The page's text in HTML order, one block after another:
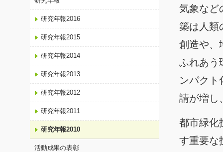
気象など
築は人類
創造や、
ふれあう
ンパクト
請が増し
都市緑化
す重要な
研究年報2016
研究年報2015
研究年報2014
研究年報2013
研究年報2012
研究年報2011
研究年報2010
活動成果の表彰